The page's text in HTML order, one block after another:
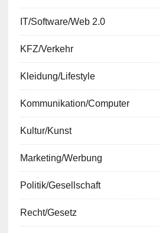
IT/Software/Web 2.0
KFZ/Verkehr
Kleidung/Lifestyle
Kommunikation/Computer
Kultur/Kunst
Marketing/Werbung
Politik/Gesellschaft
Recht/Gesetz